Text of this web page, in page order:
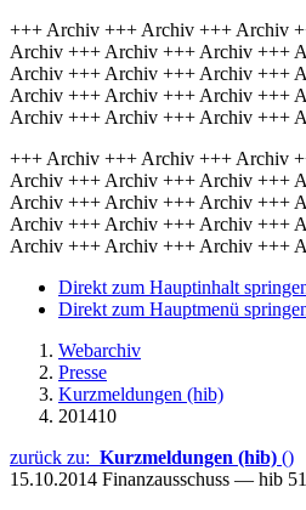
+++ Archiv +++ Archiv +++ Archiv
Archiv +++ Archiv +++ Archiv +++
Archiv +++ Archiv +++ Archiv +++
Archiv +++ Archiv +++ Archiv +++
Archiv +++ Archiv +++ Archiv +++
+++ Archiv +++ Archiv +++ Archiv
Archiv +++ Archiv +++ Archiv +++
Archiv +++ Archiv +++ Archiv +++
Archiv +++ Archiv +++ Archiv +++
Archiv +++ Archiv +++ Archiv +++
Direkt zum Hauptinhalt
Direkt zum Hauptmenü
Webarchiv
Presse
Kurzmeldungen (hib)
201410
zurück zu: Kurzmeldungen (hib) ()
15.10.2014 Finanzausschuss — hib